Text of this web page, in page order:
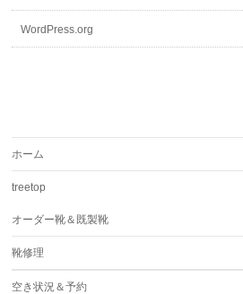
WordPress.org
ホーム
treetop
オーダー靴＆既製靴
靴修理
空き状況＆予約